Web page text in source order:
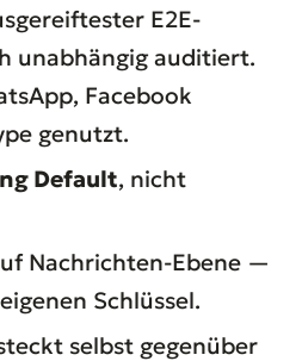
E2E-
unabhängig auditiert.
Facebook
genutzt.
Default, nicht
Nachrichten-Ebene —
Schlüssel.
selbst gegenüber